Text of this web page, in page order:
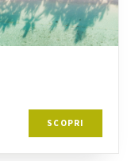
SCOPRI